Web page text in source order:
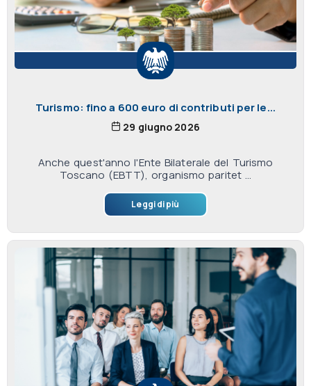
Turismo: fino a 600 euro di contributi per le...
29 giugno 2026
Anche quest'anno l'Ente Bilaterale del Turismo
Toscano (EBTT), organismo paritet ...
Leggi di più